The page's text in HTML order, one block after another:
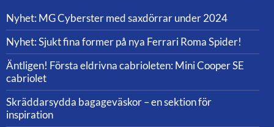
Nyhet: MG Cyberster med saxdörrar under 2024
Nyhet: Sjukt fina former på nya Ferrari Roma Spider!
Äntligen! Första eldrivna cabrioleten: Mini Cooper SE
cabriolet
Skräddarsydda bagageväskor – en sektion för
inspiration